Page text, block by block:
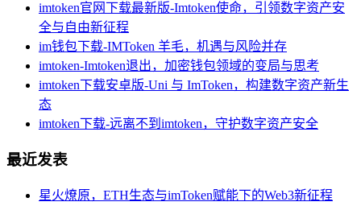
imtoken官网下载最新版-Imtoken使命，引领数字资产安
全与自由新征程
im钱包下载-IMToken 羊毛，机遇与风险并存
imtoken-Imtoken退出，加密钱包领域的变局与思考
imtoken下载安卓版-Uni 与 ImToken，构建数字资产新生
态
imtoken下载-远离不到imtoken，守护数字资产安全
最近发表
星火燎原，ETH生态与imToken赋能下的Web3新征程